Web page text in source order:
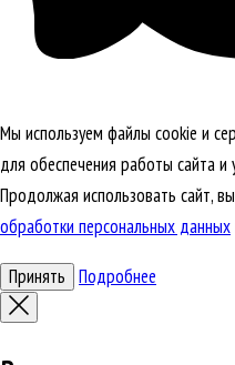
Мы используем файлы cookie и
для обеспечения работы сайта и
Продолжая использовать сайт,
обработки персональных данных
Принять Подробнее